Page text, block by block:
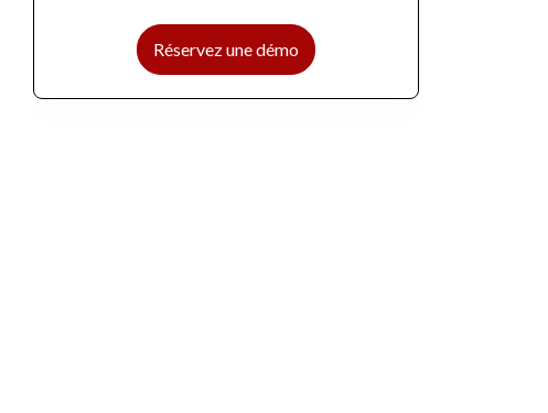
Réservez une démo